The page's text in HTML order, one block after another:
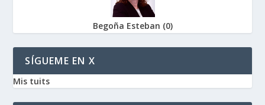
Begoña Esteban (0)
SÍGUEME EN X
Mis tuits